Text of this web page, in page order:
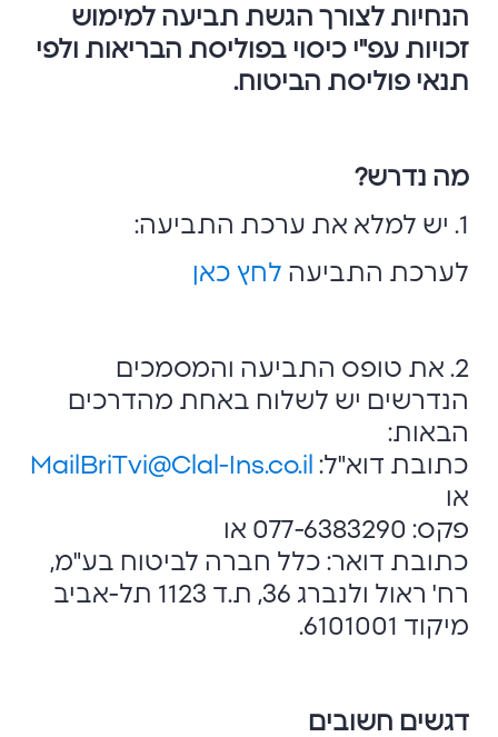
הנחיות לצורך הגשת תביעה למימוש
זכויות עפ"י כיסוי בפוליסת הבריאות ולפי
תנאי פוליסת הביטוח.
מה נדרש?
1. יש למלא את ערכת התביעה:
לערכת התביעה לחץ כאן
2. את טופס התביעה והמסמכים
הנדרשים יש לשלוח באחת מהדרכים
הבאות:
כתובת דוא"ל: MailBriTvi@Clal-Ins.co.il
או
פקס: 077-6383290 או
כתובת דואר: כלל חברה לביטוח בע"מ,
רח' ראול ולנברג 36, ת.ד 1123 תל-אביב
מיקוד 6101001.
דגשים חשובים